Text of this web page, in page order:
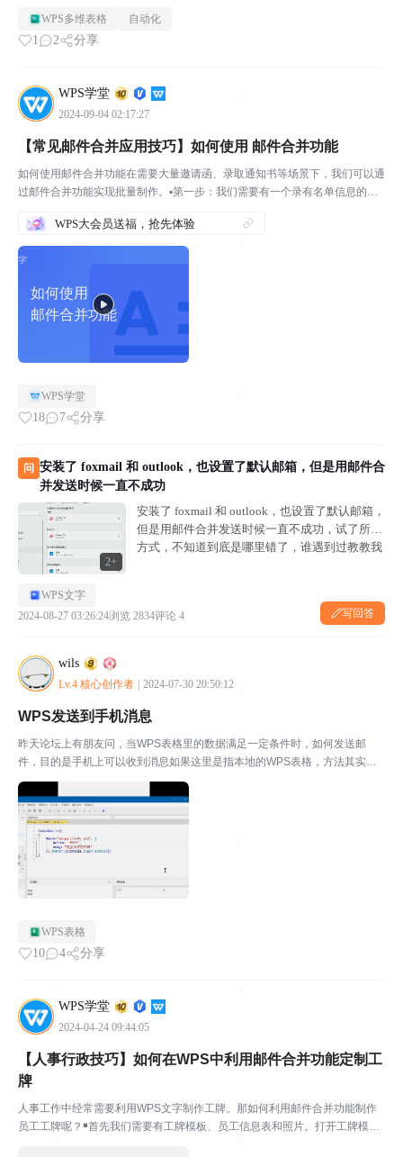
WPS多维表格 自动化
1 2 分享
WPS学堂
2024-09-04 02:17:27
如何使用
邮件合并功能
【常见邮件合并应用技巧】如何使用 邮件合并功能
如何使用邮件合并功能在需要大量邀请函、录取通知书等场景下，我们可以通
过邮件合并功能实现批量制作。▪第一步：我们需要有一个录有名单信息的电
【打开数据源】按钮，将名单信息的电子表格导入。▪第三...
WPS大会员送福，抢先体验
WPS学堂
18 7 分享
问 安装了 foxmail 和 outlook，也设置了默认邮箱，但是用邮件合
并发送时候一直不成功
2+
安装了 foxmail 和 outlook，也设置了默认邮箱，
但是用邮件合并发送时候一直不成功，试了所有
方式，不知道到底是哪里错了，谁遇到过教教我
WPS文字
2024-08-27 03:26:24浏览 2834评论 4 写回答
wils
Lv.4 核心创作者 2024-07-30 20:50:12
WPS发送到手机消息
昨天论坛上有朋友问，当WPS表格里的数据满足一定条件时，如何发送邮
件，目的是手机上可以收到消息如果这里是指本地的WPS表格，方法其实很
多通过CDO、outlook等发送，需要借用ahk、pwsh这些语言操作com对象的
能力sendmail、fdm、php这...
WPS表格
10 4 分享
WPS学堂
2024-04-24 09:44:05
【人事行政技巧】如何在WPS中利用邮件合并功能定制工
牌
人事工作中经常需要利用WPS文字制作工牌。那如何利用邮件合并功能制作
员工工牌呢？￭首先我们需要有工牌模板、员工信息表和照片。打开工牌模